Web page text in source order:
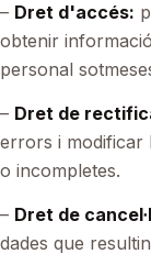
– Dret d'accés:
obtenir
personal
– Dret de
errors i modificar
o incompletes.
– Dret de
dades que